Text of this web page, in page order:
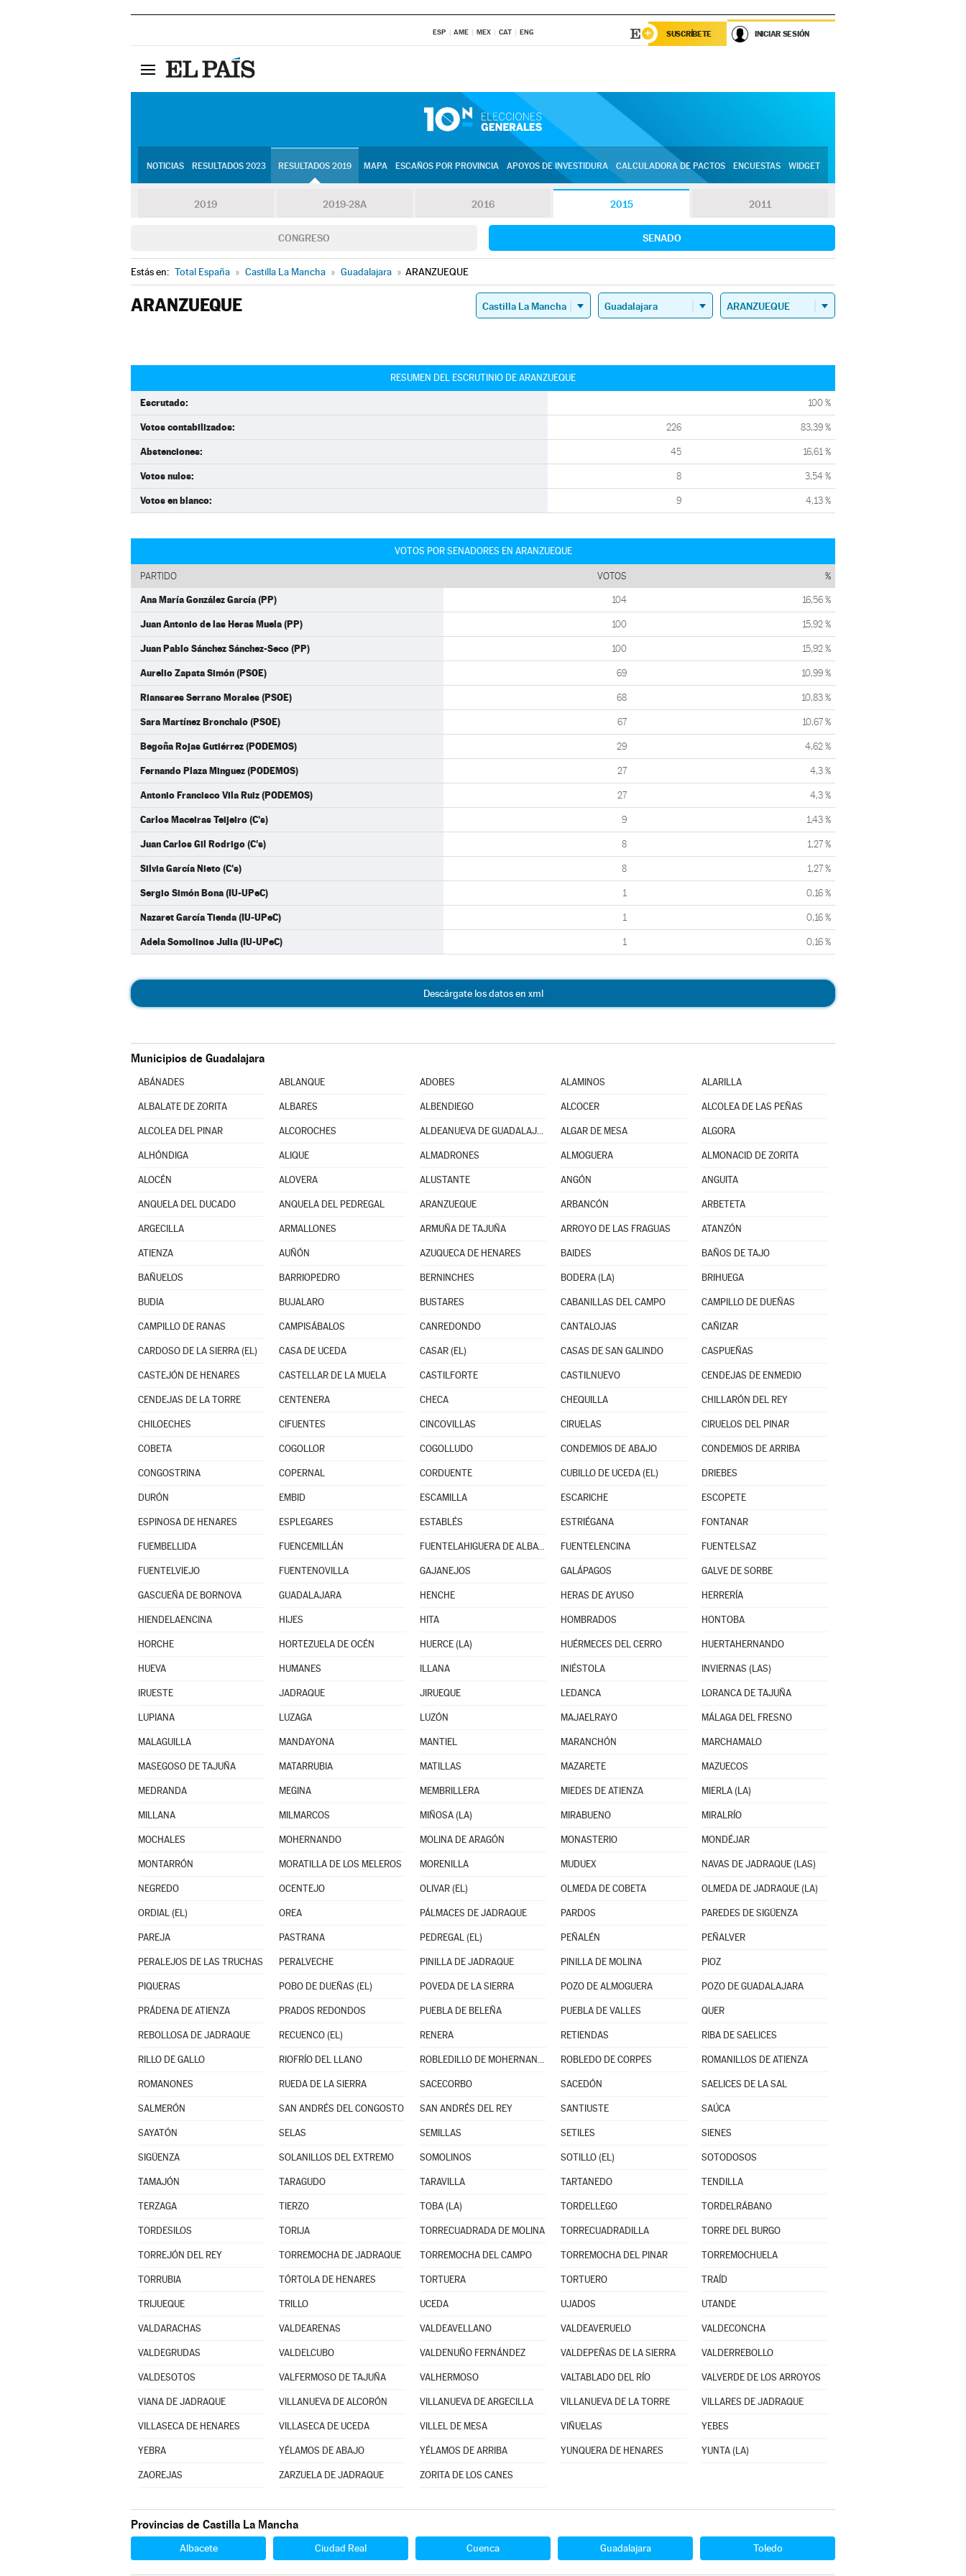
ESP AME MEX CAT ENG SUSCRÍBETE INICIAR SESIÓN
NOTICIAS RESULTADOS 2023 RESULTADOS 2019 MAPA ESCAÑOS POR PROVINCIA APOYOS DE INVESTIDURA CALCULADORA DE PACTOS ENCUESTAS WIDGET
2019 2019-28A 2016 2015 2011
CONGRESO SENADO
Estás en: Total España » Castilla La Mancha » Guadalajara » ARANZUEQUE
ARANZUEQUE
RESUMEN DEL ESCRUTINIO DE ARANZUEQUE
Escrutado: 100 %
Votos contabilizados: 226 83,39 %
Abstenciones: 45 16,61 %
Votos nulos: 8 3,54 %
Votos en blanco: 9 4,13 %
VOTOS POR SENADORES EN ARANZUEQUE
PARTIDO VOTOS %
Ana María González García (PP) 104 16,56 %
Juan Antonio de las Heras Muela (PP) 100 15,92 %
Juan Pablo Sánchez Sánchez-Seco (PP) 100 15,92 %
Aurelio Zapata Simón (PSOE) 69 10,99 %
Riansares Serrano Morales (PSOE) 68 10,83 %
Sara Martínez Bronchalo (PSOE) 67 10,67 %
Begoña Rojas Gutiérrez (PODEMOS) 29 4,62 %
Fernando Plaza Minguez (PODEMOS) 27 4,3 %
Antonio Francisco Vila Ruiz (PODEMOS) 27 4,3 %
Carlos Maceiras Teijeiro (C's) 9 1,43 %
Juan Carlos Gil Rodrigo (C's) 8 1,27 %
Silvia García Nieto (C's) 8 1,27 %
Sergio Simón Bona (IU-UPeC) 1 0,16 %
Nazaret García Tienda (IU-UPeC) 1 0,16 %
Adela Somolinos Julia (IU-UPeC) 1 0,16 %
Descárgate los datos en xml
Municipios de Guadalajara
ABÁNADES ABLANQUE ADOBES ALAMINOS ALARILLA
ALBALATE DE ZORITA ALBARES ALBENDIEGO ALCOCER ALCOLEA DE LAS PEÑAS
ALCOLEA DEL PINAR ALCOROCHES ALDEANUEVA DE GUADALAJARA ALGAR DE MESA ALGORA
ALHÓNDIGA ALIQUE ALMADRONES ALMOGUERA ALMONACID DE ZORITA
ALOCÉN ALOVERA ALUSTANTE ANGÓN ANGUITA
ANQUELA DEL DUCADO ANQUELA DEL PEDREGAL ARANZUEQUE ARBANCÓN ARBETETA
ARGECILLA ARMALLONES ARMUÑA DE TAJUÑA ARROYO DE LAS FRAGUAS ATANZÓN
ATIENZA AUÑÓN AZUQUECA DE HENARES BAIDES BAÑOS DE TAJO
BAÑUELOS BARRIOPEDRO BERNINCHES BODERA (LA) BRIHUEGA
BUDIA BUJALARO BUSTARES CABANILLAS DEL CAMPO CAMPILLO DE DUEÑAS
CAMPILLO DE RANAS CAMPISÁBALOS CANREDONDO CANTALOJAS CAÑIZAR
CARDOSO DE LA SIERRA (EL) CASA DE UCEDA CASAR (EL) CASAS DE SAN GALINDO CASPUEÑAS
CASTEJÓN DE HENARES CASTELLAR DE LA MUELA CASTILFORTE CASTILNUEVO CENDEJAS DE ENMEDIO
CENDEJAS DE LA TORRE CENTENERA CHECA CHEQUILLA CHILLARÓN DEL REY
CHILOECHES CIFUENTES CINCOVILLAS CIRUELAS CIRUELOS DEL PINAR
COBETA COGOLLOR COGOLLUDO CONDEMIOS DE ABAJO CONDEMIOS DE ARRIBA
CONGOSTRINA COPERNAL CORDUENTE CUBILLO DE UCEDA (EL) DRIEBES
DURÓN EMBID ESCAMILLA ESCARICHE ESCOPETE
ESPINOSA DE HENARES ESPLEGARES ESTABLÉS ESTRIÉGANA FONTANAR
FUEMBELLIDA FUENCEMILLÁN FUENTELAHIGUERA DE ALBATAGES FUENTELENCINA FUENTELSAZ
FUENTELVIEJO FUENTENOVILLA GAJANEJOS GALÁPAGOS GALVE DE SORBE
GASCUEÑA DE BORNOVA GUADALAJARA HENCHE HERAS DE AYUSO HERRERÍA
HIENDELAENCINA HIJES HITA HOMBRADOS HONTOBA
HORCHE HORTEZUELA DE OCÉN HUERCE (LA) HUÉRMECES DEL CERRO HUERTAHERNANDO
HUEVA HUMANES ILLANA INIÉSTOLA INVIERNAS (LAS)
IRUESTE JADRAQUE JIRUEQUE LEDANCA LORANCA DE TAJUÑA
LUPIANA LUZAGA LUZÓN MAJAELRAYO MÁLAGA DEL FRESNO
MALAGUILLA MANDAYONA MANTIEL MARANCHÓN MARCHAMALO
MASEGOSO DE TAJUÑA MATARRUBIA MATILLAS MAZARETE MAZUECOS
MEDRANDA MEGINA MEMBRILLERA MIEDES DE ATIENZA MIERLA (LA)
MILLANA MILMARCOS MIÑOSA (LA) MIRABUENO MIRALRÍO
MOCHALES MOHERNANDO MOLINA DE ARAGÓN MONASTERIO MONDÉJAR
MONTARRÓN MORATILLA DE LOS MELEROS MORENILLA MUDUEX NAVAS DE JADRAQUE (LAS)
NEGREDO OCENTEJO OLIVAR (EL) OLMEDA DE COBETA OLMEDA DE JADRAQUE (LA)
ORDIAL (EL) OREA PÁLMACES DE JADRAQUE PARDOS PAREDES DE SIGÜENZA
PAREJA PASTRANA PEDREGAL (EL) PEÑALÉN PEÑALVER
PERALEJOS DE LAS TRUCHAS PERALVECHE PINILLA DE JADRAQUE PINILLA DE MOLINA PIOZ
PIQUERAS POBO DE DUEÑAS (EL) POVEDA DE LA SIERRA POZO DE ALMOGUERA POZO DE GUADALAJARA
PRÁDENA DE ATIENZA PRADOS REDONDOS PUEBLA DE BELEÑA PUEBLA DE VALLES QUER
REBOLLOSA DE JADRAQUE RECUENCO (EL) RENERA RETIENDAS RIBA DE SAELICES
RILLO DE GALLO RIOFRÍO DEL LLANO ROBLEDILLO DE MOHERNANDO ROBLEDO DE CORPES ROMANILLOS DE ATIENZA
ROMANONES RUEDA DE LA SIERRA SACECORBO SACEDÓN SAELICES DE LA SAL
SALMERÓN SAN ANDRÉS DEL CONGOSTO SAN ANDRÉS DEL REY SANTIUSTE SAÚCA
SAYATÓN SELAS SEMILLAS SETILES SIENES
SIGÜENZA SOLANILLOS DEL EXTREMO SOMOLINOS SOTILLO (EL) SOTODOSOS
TAMAJÓN TARAGUDO TARAVILLA TARTANEDO TENDILLA
TERZAGA TIERZO TOBA (LA) TORDELLEGO TORDELRÁBANO
TORDESILOS TORIJA TORRECUADRADA DE MOLINA TORRECUADRADILLA TORRE DEL BURGO
TORREJÓN DEL REY TORREMOCHA DE JADRAQUE TORREMOCHA DEL CAMPO TORREMOCHA DEL PINAR TORREMOCHUELA
TORRUBIA TÓRTOLA DE HENARES TORTUERA TORTUERO TRAÍD
TRIJUEQUE TRILLO UCEDA UJADOS UTANDE
VALDARACHAS VALDEARENAS VALDEAVELLANO VALDEAVERUELO VALDECONCHA
VALDEGRUDAS VALDELCUBO VALDENUÑO FERNÁNDEZ VALDEPEÑAS DE LA SIERRA VALDERREBOLLO
VALDESOTOS VALFERMOSO DE TAJUÑA VALHERMOSO VALTABLADO DEL RÍO VALVERDE DE LOS ARROYOS
VIANA DE JADRAQUE VILLANUEVA DE ALCORÓN VILLANUEVA DE ARGECILLA VILLANUEVA DE LA TORRE VILLARES DE JADRAQUE
VILLASECA DE HENARES VILLASECA DE UCEDA VILLEL DE MESA VIÑUELAS YEBES
YEBRA YÉLAMOS DE ABAJO YÉLAMOS DE ARRIBA YUNQUERA DE HENARES YUNTA (LA)
ZAOREJAS ZARZUELA DE JADRAQUE ZORITA DE LOS CANES
Provincias de Castilla La Mancha
Albacete Ciudad Real Cuenca Guadalajara Toledo